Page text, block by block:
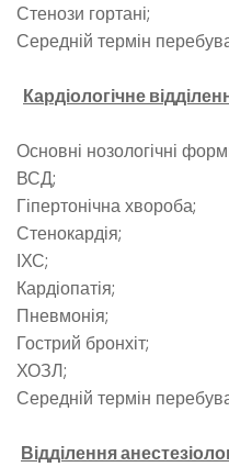
Стенози гортані;
Середній термін
Кардіологічне
Основні нозологічні
ВСД;
Гіпертонічна хвороба;
Стенокардія;
ІХС;
Кардіопатія;
Пневмонія;
Гострий бронхіт;
ХОЗЛ;
Середній термін
Відділення